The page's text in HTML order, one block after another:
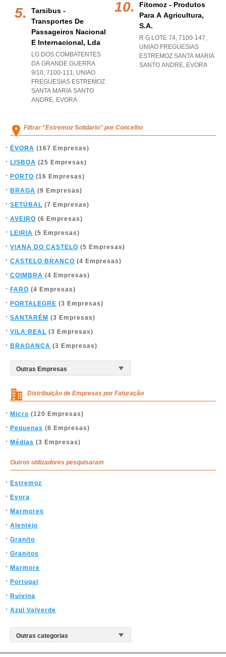
Tarsibus -
Transportes De
Passageiros Nacional
E Internacional, Lda
LG DOS COMBATENTES
DA GRANDE GUERRA
9/10, 7100-111, UNIAO
FREGUESIAS ESTREMOZ
SANTA MARIA SANTO
ANDRE, EVORA
Fitomoz - Produtos
Para A Agricultura,
S.a.
R G LOTE 74, 7100-147,
UNIAO FREGUESIAS
ESTREMOZ SANTA MARIA
SANTO ANDRE, EVORA
Filtrar "Estremoz Solidario" por Concelho
ÉVORA (167 Empresas)
LISBOA (25 Empresas)
PORTO (16 Empresas)
BRAGA (9 Empresas)
SETÚBAL (7 Empresas)
AVEIRO (6 Empresas)
LEIRIA (5 Empresas)
VIANA DO CASTELO (5 Empresas)
CASTELO BRANCO (4 Empresas)
COIMBRA (4 Empresas)
FARO (4 Empresas)
PORTALEGRE (3 Empresas)
SANTARÉM (3 Empresas)
VILA REAL (3 Empresas)
BRAGANÇA (3 Empresas)
Distribuição de Empresas por Faturação
Micro (120 Empresas)
Pequenas (8 Empresas)
Médias (3 Empresas)
Outros utilizadores pesquisaram
Estremoz
Evora
Marmores
Alentejo
Granito
Granitos
Marmore
Portugal
Ruivina
Azul Valverde